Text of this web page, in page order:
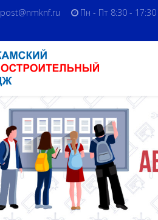
post@nmknf.ru Пн - Пт 8:30 - 17:30